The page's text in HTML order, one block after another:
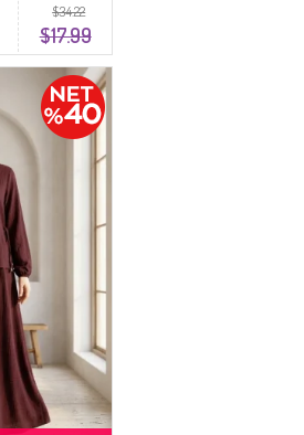
$34.22
$17.99